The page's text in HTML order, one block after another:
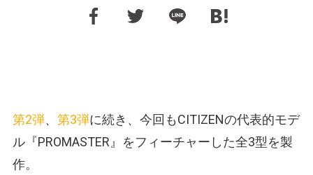
第2弾、 第3弾に続き、今回もCITIZENの代表的モデ
ル『PROMASTER』をフィーチャーした全3型を製
作。